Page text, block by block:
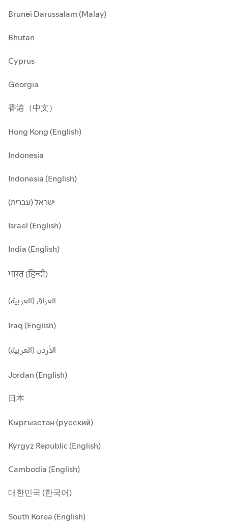
Brunei Darussalam (Malay)
Bhutan
Cyprus
Georgia
香港（中文）
Hong Kong (English)
Indonesia
Indonesia (English)
ישראל (עברית)
Israel (English)
India (English)
भारत (हिन्दी)
العراق (العربية)
Iraq (English)
الأردن (العربية)
Jordan (English)
日本
Кыргызстан (русский)
Kyrgyz Republic (English)
Cambodia (English)
대한민국 (한국어)
South Korea (English)